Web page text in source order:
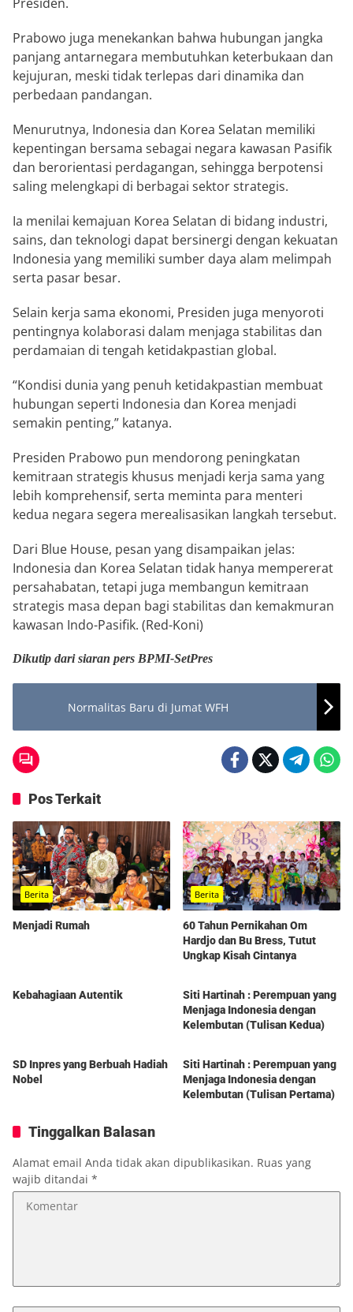
Prabowo juga menekankan bahwa hubungan jangka
panjang antarnegara membutuhkan keterbukaan dan
kejujuran, meski tidak terlepas dari dinamika dan
perbedaan pandangan.
Menurutnya, Indonesia dan Korea Selatan memiliki
kepentingan bersama sebagai negara kawasan Pasifik
dan berorientasi perdagangan, sehingga berpotensi
saling melengkapi di berbagai sektor strategis.
Ia menilai kemajuan Korea Selatan di bidang industri,
sains, dan teknologi dapat bersinergi dengan kekuatan
Indonesia yang memiliki sumber daya alam melimpah
serta pasar besar.
Selain kerja sama ekonomi, Presiden juga menyoroti
pentingnya kolaborasi dalam menjaga stabilitas dan
perdamaian di tengah ketidakpastian global.
“Kondisi dunia yang penuh ketidakpastian membuat
hubungan seperti Indonesia dan Korea menjadi
semakin penting,” katanya.
Presiden Prabowo pun mendorong peningkatan
kemitraan strategis khusus menjadi kerja sama yang
lebih komprehensif, serta meminta para menteri
kedua negara segera merealisasikan langkah tersebut.
Dari Blue House, pesan yang disampaikan jelas:
Indonesia dan Korea Selatan tidak hanya mempererat
persahabatan, tetapi juga membangun kemitraan
strategis masa depan bagi stabilitas dan kemakmuran
kawasan Indo-Pasifik. (Red-Koni)
Dikutip dari siaran pers BPMI-SetPres
Normalitas Baru di Jumat WFH
Pos Terkait
Berita
Menjadi Rumah
Berita
60 Tahun Pernikahan Om
Hardjo dan Bu Bress, Tutut
Ungkap Kisah Cintanya
Kebahagiaan Autentik
Berita
Siti Hartinah : Perempuan yang
Menjaga Indonesia dengan
Kelembutan (Tulisan Kedua)
SD Inpres yang Berbuah Hadiah
Nobel
Berita
Siti Hartinah : Perempuan yang
Menjaga Indonesia dengan
Kelembutan (Tulisan Pertama)
Tinggalkan Balasan
Alamat email Anda tidak akan dipublikasikan. Ruas yang
wajib ditandai *